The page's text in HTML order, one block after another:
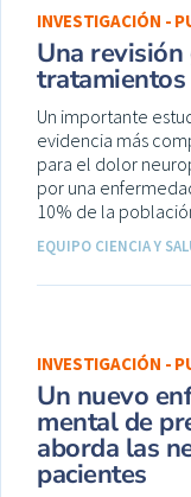
INVESTIGACIÓN -
Una
Un importante
evidencia más
para el dolor
por una
10% de la
EQUIPO CIENCIA Y
INVESTIGACIÓN -
Un nuevo
mental de
aborda las
pacientes